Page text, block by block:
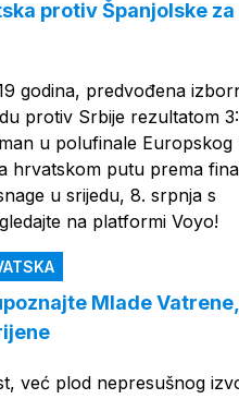
protiv Španjolske za
godina, predvođena
protiv Srbije rezultatom
u polufinale Europskog
hrvatskom putu prema
u srijedu, 8. srpnja s
na platformi Voyo!
Mlade
već plod nepresušnog